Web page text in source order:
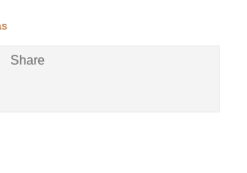
Share